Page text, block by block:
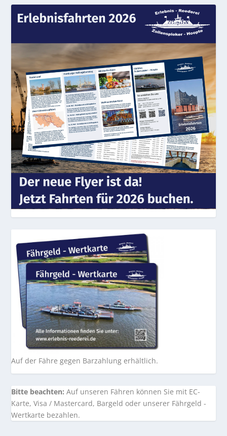
Auf der Fähre gegen Barzahlung erhältlich.
Bitte beachten: Auf unseren Fähren können Sie mit EC-
Karte, Visa / Mastercard, Bargeld oder unserer Fährgeld -
Wertkarte bezahlen.